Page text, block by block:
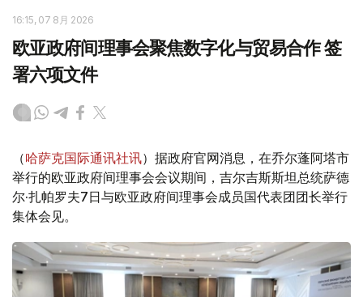
16:15, 07 8月 2026
欧亚政府间理事会聚焦数字化与贸易合作 签
署六项文件
（哈萨克国际通讯社讯）据政府官网消息，在乔尔蓬阿塔市
举行的欧亚政府间理事会会议期间，吉尔吉斯斯坦总统萨德
尔·扎帕罗夫7日与欧亚政府间理事会成员国代表团团长举行
集体会见。